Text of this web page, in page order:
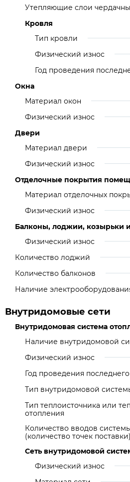
Утепляющие слои
Кровля
Тип кровли
Физический износ
Год проведения
Окна
Материал окон
Физический износ
Двери
Материал двери
Физический износ
Отделочные покрытия
Материал отделочных
Физический износ
Балконы, лоджии, козырьки
Физический износ
Количество лоджий
Количество балконов
Наличие
Внутридомовые сети
Внутридомовая система
Наличие внутридомовой
Физический износ
Год проведения
Тип внутридомовой
Тип теплоисточника или
отопления
Количество вводов
(количество точек поставки)
Сеть внутридомовой
Физический износ